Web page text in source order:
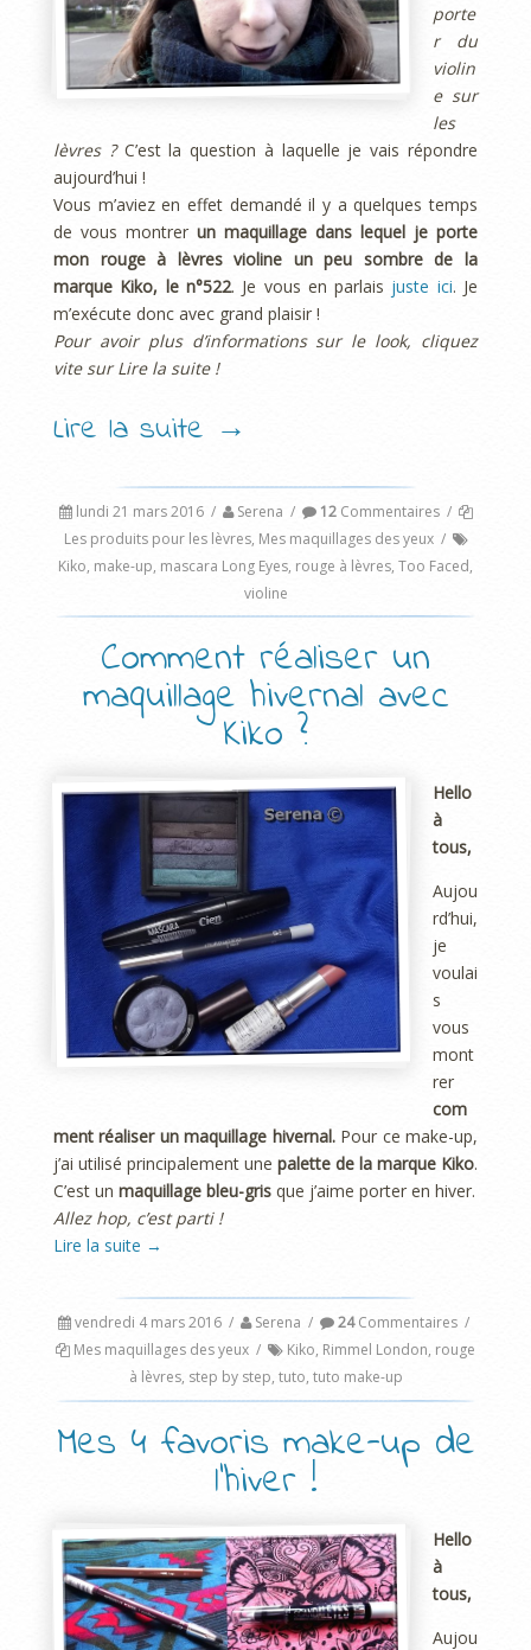
porte
r du
violin
e sur
les
lèvres ?C’est la question à laquelle je vais répondre
aujourd’hui !
Vous m’aviez en effet demandé il y a quelques temps
de vous montrer un maquillage dans lequel je porte
mon rouge à lèvres violine un peu sombre de la
marque Kiko, le n°522. Je vous en parlais juste ici. Je
m’exécute donc avec grand plaisir !
Pour avoir plus d’informations sur le look, cliquez
vite sur Lire la suite !
Lire la suite →
lundi 21 mars 2016 / Serena / 12Commentaires /
Les produits pour les lèvres, Mes maquillages des yeux /
Kiko, make-up, mascara Long Eyes, rouge à lèvres, Too Faced,
violine
Comment réaliser un
maquillage hivernal avec
Kiko ?
Hello
à
tous,
Aujou
rd’hui,
je
voulai
s
vous
mont
rer
com
ment réaliser un maquillage hivernal. Pour ce make-up,
j’ai utilisé principalement une palette de la marque Kiko.
C’est un maquillage bleu-gris que j’aime porter en hiver.
Allez hop, c’est parti !
Lire la suite →
vendredi 4 mars 2016 / Serena / 24Commentaires /
Mes maquillages des yeux / Kiko, Rimmel London, rouge
à lèvres, step by step, tuto, tuto make-up
Mes 4 favoris make-up de
l’hiver !
Hello
à
tous,
Aujou